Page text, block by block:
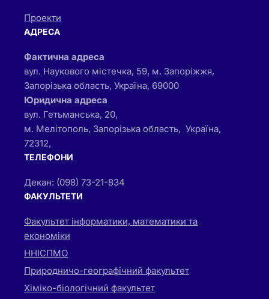
Проекти
АДРЕСА
Фактична адреса
вул. Наукового містечка, 59, м. Запоріжжя,
Запорізька область, Україна, 69000
Юридична адреса
вул. Гетьманська, 20,
м. Мелітополь, Запорізька область, Україна,
72312,
ТЕЛЕФОНИ
Декан: (098) 73-21-834
ФАКУЛЬТЕТИ
Факультет інформатики, математики та
економіки
ННІСПМО
Природничо-географічний факультет
Хіміко-біологічний факультет